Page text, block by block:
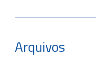
Arquivos